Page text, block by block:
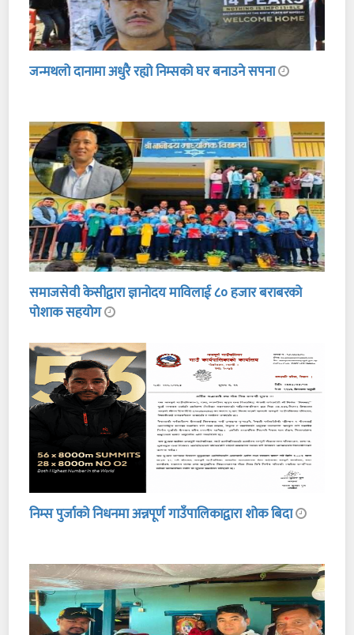
जन्मथलो दानामा अधुरै रह्यो निम्सको घर बनाउने सपना
समाजसेवी केसीद्वारा ज्ञानोदय माविलाई ८० हजार बराबरको
पोशाक सहयोग
निम्स पुर्जाको निधनमा अन्नपूर्ण गाउँपालिकाद्वारा शोक बिदा